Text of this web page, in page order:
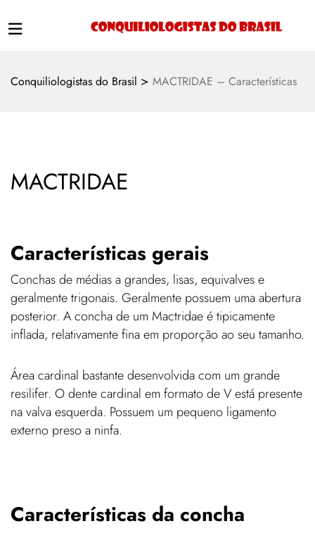
Conquiliologistas do Brasil > MACTRIDAE – Características
MACTRIDAE
Características gerais
Conchas de médias a grandes, lisas, equivalves e
geralmente trigonais. Geralmente possuem uma abertura
posterior. A concha de um Mactridae é tipicamente
inflada, relativamente fina em proporção ao seu tamanho.
Área cardinal bastante desenvolvida com um grande
resilifer. O dente cardinal em formato de V está presente
na valva esquerda. Possuem um pequeno ligamento
externo preso a ninfa.
Características da concha